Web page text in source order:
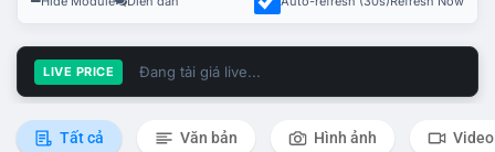
LIVE PRICE Đang tải giá live...
Tất cả Văn bản Hình ảnh Video